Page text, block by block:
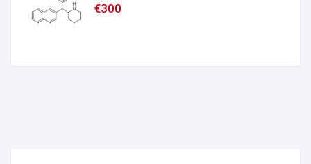
€300